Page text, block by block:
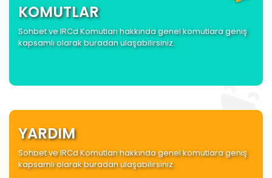
KOMUTLAR
Sohbet ve IRCd Komutları hakkında genel komutlara geniş
kapsamlı olarak buradan ulaşabilirsiniz.
YARDIM
Sohbet ve IRCd Komutları hakkında genel komutlara geniş
kapsamlı olarak buradan ulaşabilirsiniz.